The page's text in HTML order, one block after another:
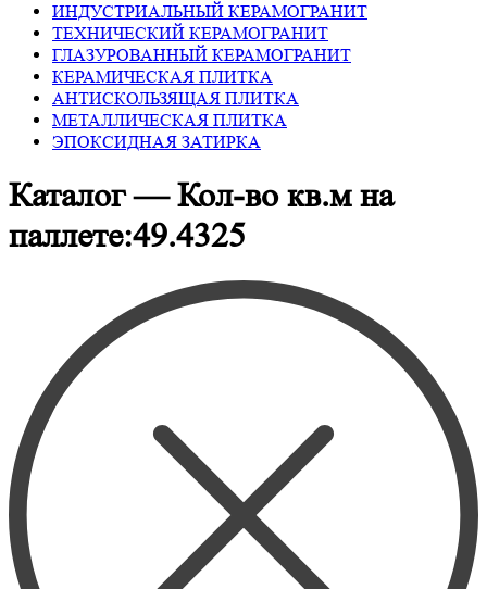
ИНДУСТРИАЛЬНЫЙ КЕРАМОГРАНИТ
ТЕХНИЧЕСКИЙ КЕРАМОГРАНИТ
ГЛАЗУРОВАННЫЙ КЕРАМОГРАНИТ
КЕРАМИЧЕСКАЯ ПЛИТКА
АНТИСКОЛЬЗЯЩАЯ ПЛИТКА
МЕТАЛЛИЧЕСКАЯ ПЛИТКА
ЭПОКСИДНАЯ ЗАТИРКА
Каталог — Кол-во кв.м на
паллете:49.4325